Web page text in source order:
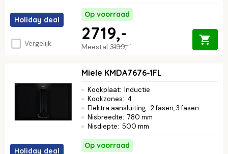
Holiday deal
Vergelijk
Op voorraad
Meestal 3199,-
2719,-
Holiday deal
Miele KMDA7676-1FL
Kookplaat: Inductie
Kookzones: 4
Elektra aansluiting: 2 fasen, 3 fasen
Nisbreedte: 780 mm
Nisdiepte: 500 mm
Op voorraad